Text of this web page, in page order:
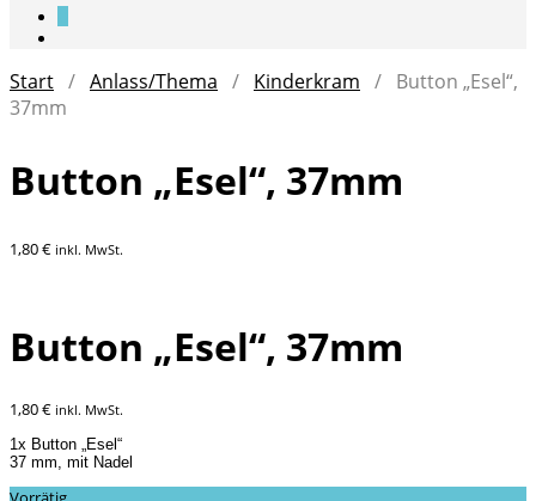
Start / Anlass/Thema / Kinderkram / Button „Esel“,
37mm
Button „Esel“, 37mm
1,80€ inkl. MwSt.
Button „Esel“, 37mm
1,80€ inkl. MwSt.
1x Button „Esel“
37 mm, mit Nadel